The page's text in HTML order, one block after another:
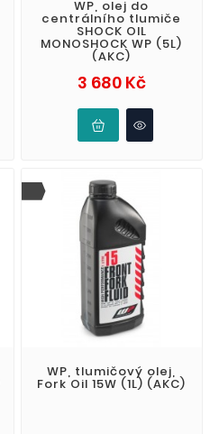
WP, olej do
centrálního tlumiče
SHOCK OIL
MONOSHOCK WP (5L)
(AKC)
3 680 KčCena
WP, tlumičový olej,
Fork Oil 15W (1L) (AKC)